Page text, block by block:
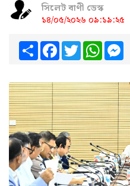
সিলেট বাণী ডেস্ক
১৪/০৫/২০২৬ ০৯:১৯:২৫
ShareFacebook
Twitter